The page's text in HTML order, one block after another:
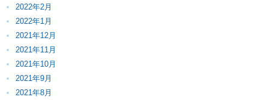
2022年2月
2022年1月
2021年12月
2021年11月
2021年10月
2021年9月
2021年8月